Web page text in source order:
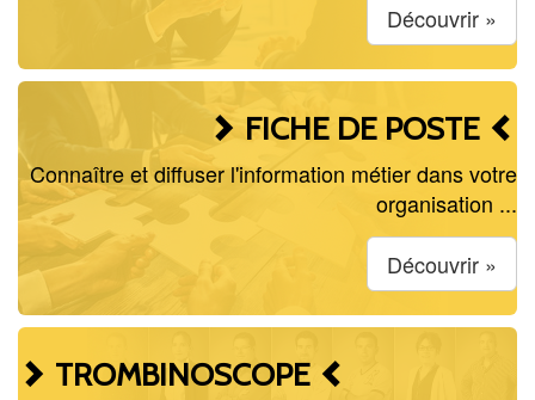
Découvrir »
FICHE DE POSTE
Connaître et diffuser l'information métier dans votre
organisation ...
Découvrir »
TROMBINOSCOPE